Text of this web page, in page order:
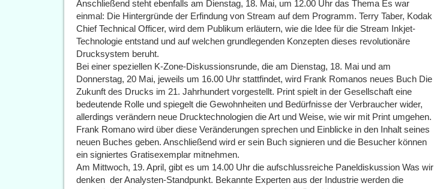
Anschließend steht ebenfalls am Dienstag, 18. Mai, um 12.00 Uhr das Thema Es war
einmal: Die Hintergründe der Erfindung von Stream auf dem Programm. Terry Taber, Kodak
Chief Technical Officer, wird dem Publikum erläutern, wie die Idee für die Stream Inkjet-
Technologie entstand und auf welchen grundlegenden Konzepten dieses revolutionäre
Drucksystem beruht.
Bei einer speziellen K-Zone-Diskussionsrunde, die am Dienstag, 18. Mai und am
Donnerstag, 20 Mai, jeweils um 16.00 Uhr stattfindet, wird Frank Romanos neues Buch Die
Zukunft des Drucks im 21. Jahrhundert vorgestellt. Print spielt in der Gesellschaft eine
bedeutende Rolle und spiegelt die Gewohnheiten und Bedürfnisse der Verbraucher wider,
allerdings verändern neue Drucktechnologien die Art und Weise, wie wir mit Print umgehen.
Frank Romano wird über diese Veränderungen sprechen und Einblicke in den Inhalt seines
neuen Buches geben. Anschließend wird er sein Buch signieren und die Besucher können
ein signiertes Gratisexemplar mitnehmen.
Am Mittwoch, 19. April, gibt es um 14.00 Uhr die aufschlussreiche Paneldiskussion Was wir
denken  der Analysten-Standpunkt. Bekannte Experten aus der Industrie werden die